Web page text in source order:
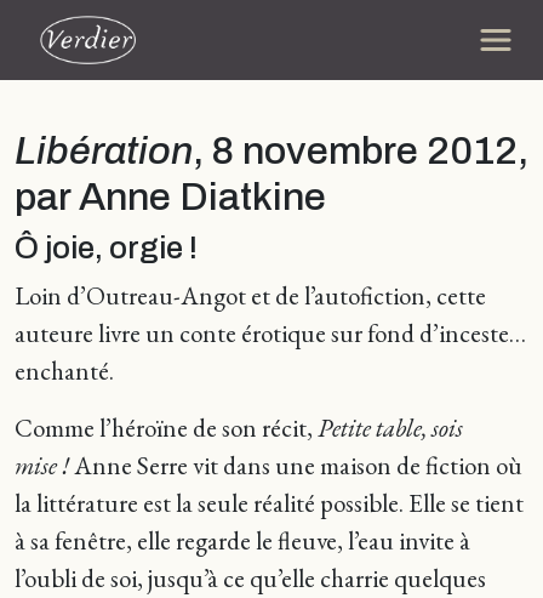
Libération, 8 novembre 2012,
par Anne Diatkine
Ô joie, orgie !
Loin d’Outreau-Angot et de l’autofiction, cette
auteure livre un conte érotique sur fond d’inceste…
enchanté.
Comme l’héroïne de son récit,Petite table, sois
mise !Anne Serre vit dans une maison de fiction où
la littérature est la seule réalité possible. Elle se tient
à sa fenêtre, elle regarde le fleuve, l’eau invite à
l’oubli de soi, jusqu’à ce qu’elle charrie quelques